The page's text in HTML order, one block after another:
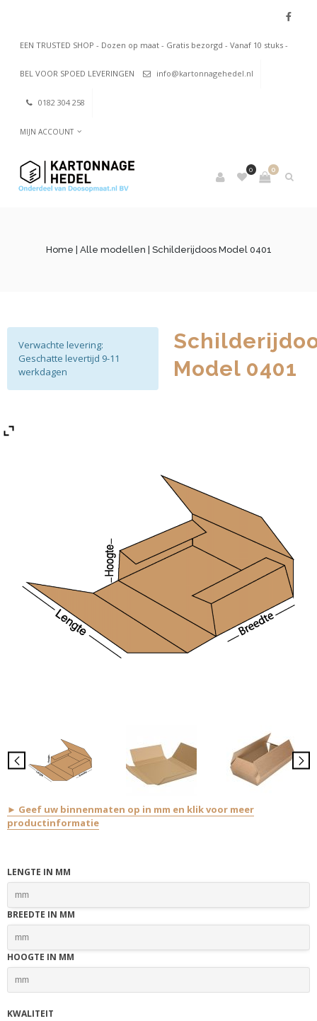
EEN TRUSTED SHOP - Dozen op maat - Gratis bezorgd - Vanaf 10 stuks -
BEL VOOR SPOED LEVERINGEN info@kartonnagehedel.nl
0182 304 258
MIJN ACCOUNT
0
0
Home Alle modellen | Schilderijdoos Model 0401
Model 0401
Verwachte levering:
Geschatte levertijd 9-11
werkdagen
► Geef uw binnenmaten op in mm en klik voor meer
productinformatie
LENGTE IN MM
BREEDTE IN MM
HOOGTE IN MM
KWALITEIT